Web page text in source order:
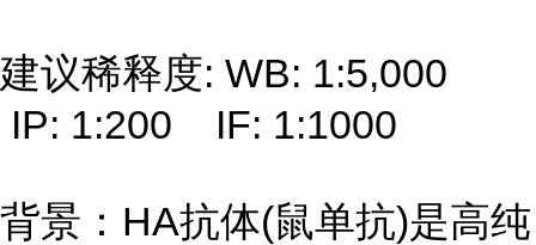
建议稀释度: WB: 1:5,000
IP: 1:200 IF: 1:1000
背景：HA抗体(鼠单抗)是高纯